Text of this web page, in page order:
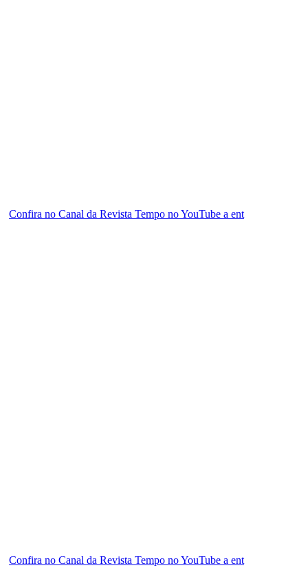
Confira no Canal da Revista Tempo no YouTube a ent
Confira no Canal da Revista Tempo no YouTube a ent